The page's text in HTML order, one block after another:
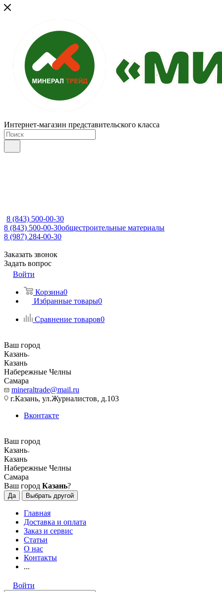
Интернет-магазин представительского класса
8 (843) 500-00-30
8 (843) 500-00-30общестроительные материалы
8 (987) 284-00-30
Заказать звонок
Задать вопрос
Войти
Корзина0
Избранные товары0
Сравнение товаров0
Ваш город
Казань
Казань
Набережные Челны
Самара
mineraltrade@mail.ru
г.Казань, ул.Журналистов, д.103
Вконтакте
Ваш город
Казань
Казань
Набережные Челны
Самара
Ваш город Казань?
Да Выбрать другой
Главная
Доставка и оплата
Заказ и сервис
Статьи
О нас
Контакты
...
Войти